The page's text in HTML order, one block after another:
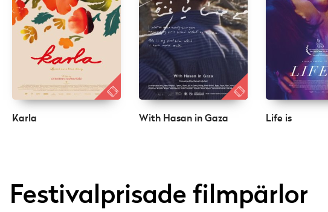
Karla With Hasan in Gaza Life is
Festivalprisade filmpärlor